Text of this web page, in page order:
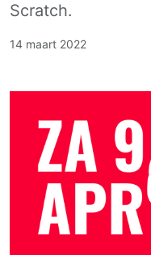
Scratch.
14 maart 2022